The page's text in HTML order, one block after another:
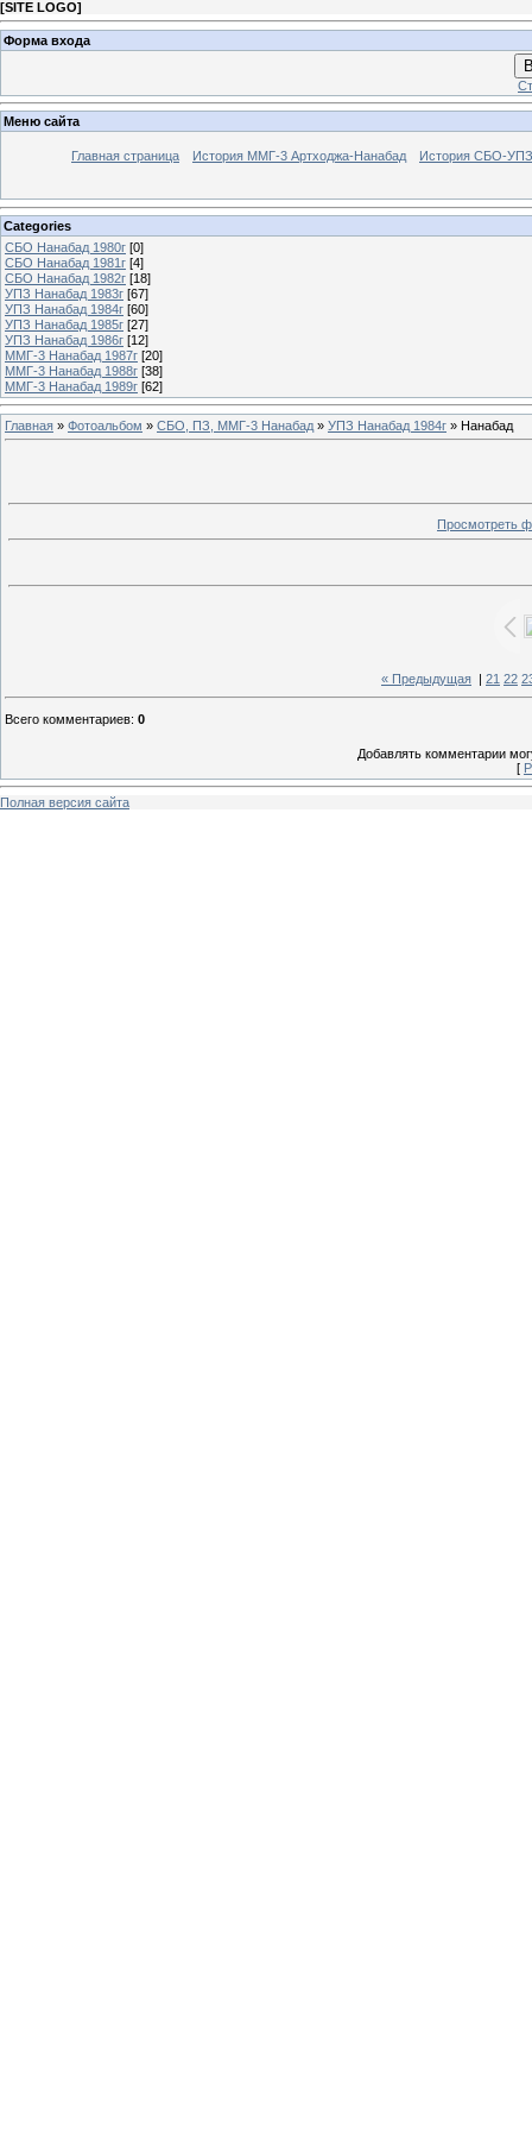
[SITE LOGO]
Форма входа
Меню сайта
Главная страница История ММГ-3 Артходжа-Нанабад История СБО-УПЗ
Categories
СБО Нанабад 1980г [0]
СБО Нанабад 1981г [4]
СБО Нанабад 1982г [18]
УПЗ Нанабад 1983г [67]
УПЗ Нанабад 1984г [60]
УПЗ Нанабад 1985г [27]
УПЗ Нанабад 1986г [12]
ММГ-3 Нанабад 1987г [20]
ММГ-3 Нанабад 1988г [38]
ММГ-3 Нанабад 1989г [62]
Главная » Фотоальбом » СБО, ПЗ, ММГ-3 Нанабад » УПЗ Нанабад 1984г » Нанабад
Просмотреть
« Предыдущая 21 22
Всего комментариев: 0
Добавлять комментарии
[
Полная версия сайта